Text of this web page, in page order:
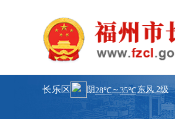
长乐区